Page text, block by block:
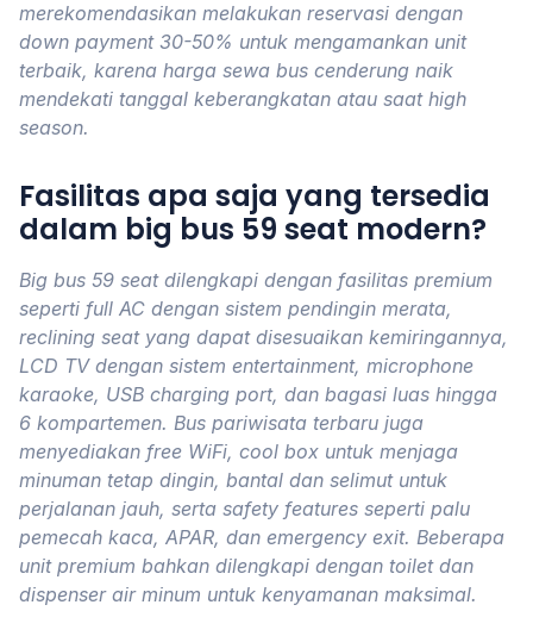
merekomendasikan melakukan reservasi dengan
down payment 30-50% untuk mengamankan unit
terbaik, karena harga sewa bus cenderung naik
mendekati tanggal keberangkatan atau saat high
season.
Fasilitas apa saja yang tersedia
dalam big bus 59 seat modern?
Big bus 59 seat dilengkapi dengan fasilitas premium
seperti full AC dengan sistem pendingin merata,
reclining seat yang dapat disesuaikan kemiringannya,
LCD TV dengan sistem entertainment, microphone
karaoke, USB charging port, dan bagasi luas hingga
6 kompartemen. Bus pariwisata terbaru juga
menyediakan free WiFi, cool box untuk menjaga
minuman tetap dingin, bantal dan selimut untuk
perjalanan jauh, serta safety features seperti palu
pemecah kaca, APAR, dan emergency exit. Beberapa
unit premium bahkan dilengkapi dengan toilet dan
dispenser air minum untuk kenyamanan maksimal.